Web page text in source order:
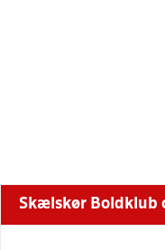
Skælskør